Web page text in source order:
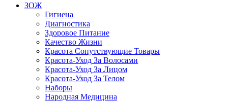
ЗОЖ
Гигиена
Диагностика
Здоровое Питание
Качество Жизни
Красота Сопутствующие Товары
Красота-Уход За Волосами
Красота-Уход За Лицом
Красота-Уход За Телом
Наборы
Народная Медицина